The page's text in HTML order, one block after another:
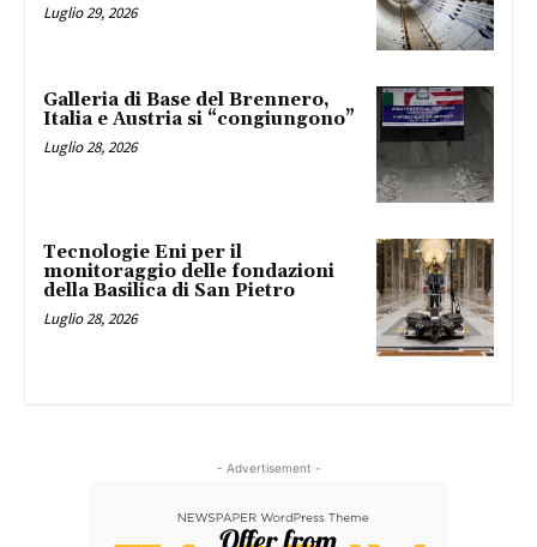
Luglio 29, 2026
Galleria di Base del Brennero,
Italia e Austria si “congiungono”
Luglio 28, 2026
Tecnologie Eni per il
monitoraggio delle fondazioni
della Basilica di San Pietro
Luglio 28, 2026
- Advertisement -